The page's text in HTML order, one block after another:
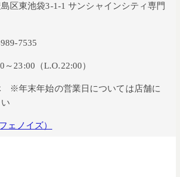
区東池袋3-1-1 サンシャインシティ専門
7535
23:00（L.O.22:00）
年末年始の営業日については店舗に
ェノイズ）